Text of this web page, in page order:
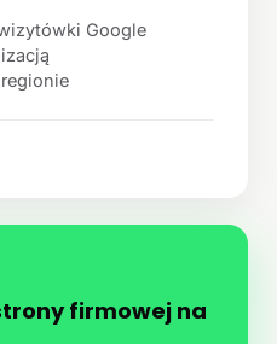
Google
firmowej na